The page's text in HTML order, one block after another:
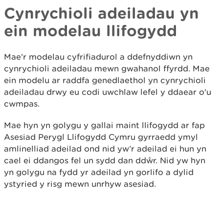
Cynrychioli adeiladau yn
ein modelau llifogydd
Mae'r modelau cyfrifiadurol a ddefnyddiwn yn
cynrychioli adeiladau mewn gwahanol ffyrdd. Mae
ein modelu ar raddfa genedlaethol yn cynrychioli
adeiladau drwy eu codi uwchlaw lefel y ddaear o'u
cwmpas.
Mae hyn yn golygu y gallai maint llifogydd ar fap
Asesiad Perygl Llifogydd Cymru gyrraedd ymyl
amlinelliad adeilad ond nid yw’r adeilad ei hun yn
cael ei ddangos fel un sydd dan ddŵr. Nid yw hyn
yn golygu na fydd yr adeilad yn gorlifo a dylid
ystyried y risg mewn unrhyw asesiad.